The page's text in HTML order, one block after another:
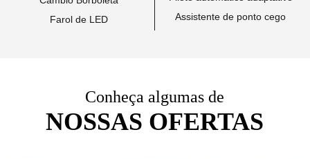
Farol de LED
Assistente de ponto cego
Conheça algumas de
NOSSAS OFERTAS